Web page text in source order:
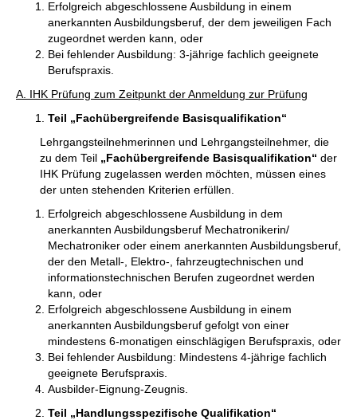
Erfolgreich abgeschlossene Ausbildung in einem
anerkannten Ausbildungsberuf, der dem jeweiligen Fach
zugeordnet werden kann, oder
Bei fehlender Ausbildung: 3-jährige fachlich geeignete
Berufspraxis.
A. IHK Prüfung zum Zeitpunkt der Anmeldung zur Prüfung
Teil „Fachübergreifende Basisqualifikation“
Lehrgangsteilnehmerinnen und Lehrgangsteilnehmer, die
zu dem Teil „Fachübergreifende Basisqualifikation“ der
IHK Prüfung zugelassen werden möchten, müssen eines
der unten stehenden Kriterien erfüllen.
Erfolgreich abgeschlossene Ausbildung in dem
anerkannten Ausbildungsberuf Mechatronikerin/
Mechatroniker oder einem anerkannten Ausbildungsberuf,
der den Metall-, Elektro-, fahrzeugtechnischen und
informationstechnischen Berufen zugeordnet werden
kann, oder
Erfolgreich abgeschlossene Ausbildung in einem
anerkannten Ausbildungsberuf gefolgt von einer
mindestens 6-monatigen einschlägigen Berufspraxis, oder
Bei fehlender Ausbildung: Mindestens 4-jährige fachlich
geeignete Berufspraxis.
Ausbilder-Eignung-Zeugnis.
Teil „Handlungsspezifische Qualifikation“